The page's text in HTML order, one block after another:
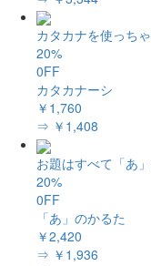
カタカナを使っち
20%
0FF
カタカナーシ
￥1,760
⇒ ￥1,408
お題はすべて「あ
20%
0FF
「あ」のかるた
￥2,420
⇒ ￥1,936